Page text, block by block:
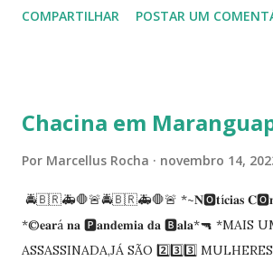
Siqueira Amorim faleceu em 28 de
enquanto atuaram nesta instituição.
COMPARTILHAR POSTAR UM
Chacina em
Por Marcellus Rocha novembro 14,
🚔🇧🇷🚑🛑🚨🚔🇧🇷🚑🛑🚨 *~𝐍🅾️𝐭í𝐜𝐢𝐚𝐬 𝐂🅾️𝐦
*©️𝐞𝐚𝐫á 𝐧𝐚 🅿️𝐚𝐧𝐝𝐞𝐦𝐢𝐚 𝐝𝐚 🅱️𝐚𝐥𝐚*🔫 *MAIS
ASSASSINADA,JÁ SÃO 2️⃣3️⃣3️⃣